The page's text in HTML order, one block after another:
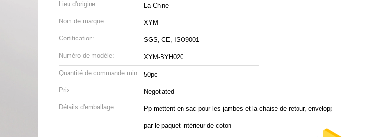
Lieu d'origine: La Chine
Nom de marque: XYM
Certification: SGS, CE, ISO9001
Numéro de modèle: XYM-BYH020
Quantité de commande min: 50pc
Prix: Negotiated
Détails d'emballage: Pp mettent en sac pour les jambes et la chaise de retour, enveloppé
par le paquet intérieur de coton